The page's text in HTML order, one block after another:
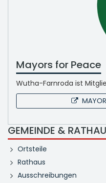
Mayors for Peace
Wutha-Farnroda ist
GEMEINDE &
Ortsteile
Rathaus
Ausschreibungen